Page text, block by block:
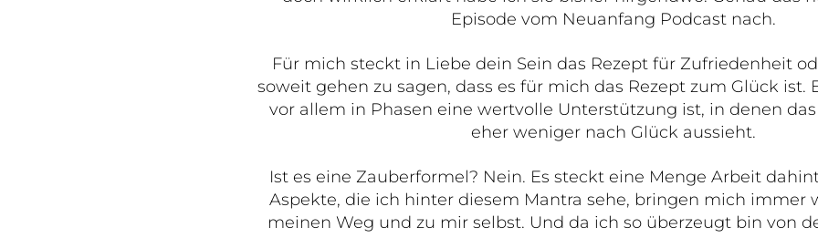
Episode vom Neuanfang Podcast nach.
Für mich steckt in Liebe dein Sein das Rezept für Zufriedenheit
soweit gehen zu sagen, dass es für mich das Rezept zum Glück ist.
vor allem in Phasen eine wertvolle Unterstützung ist, in denen
eher weniger nach Glück aussieht.
Ist es eine Zauberformel? Nein. Es steckt eine Menge Arbeit
Aspekte, die ich hinter diesem Mantra sehe, bringen mich immer
meinen Weg und zu mir selbst. Und da ich so überzeugt bin von